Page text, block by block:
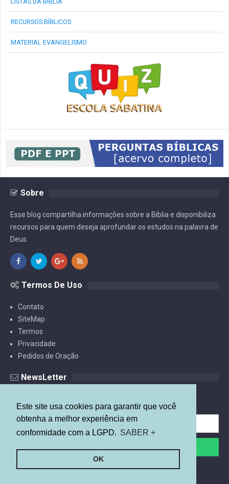
Este site usa cookies para garantir que você
obtenha a melhor experiência em
conformidade com a LGPD. SABER +
OK
RECURSOS BÍBLICOS
MATERIAL EVANGELISMO
Sobre
Esse blog compartilha informações sobre a Bíblia e disponibiliza
recursos para quem deseja aprofundar os estudos na palavra de
Deus.
Termos De Uso
Contato
SiteMap
Termos
Privacidade
Pedidos de Oração
NewsLetter
©2026Mais Relevante